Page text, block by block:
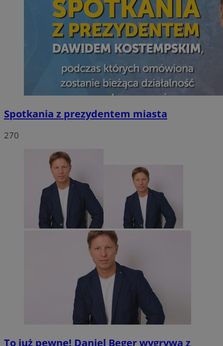
Spotkania z prezydentem miasta
270
To już pewne! Daniel Beger wygrywa z